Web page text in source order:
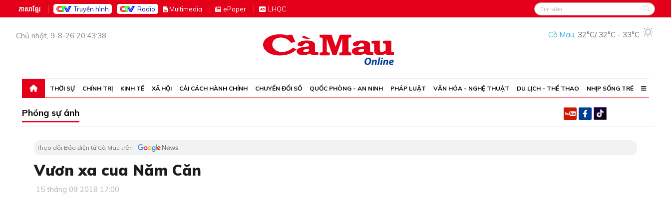
ភាសាខ្មែរ Truyền hình Radio Multimedia ePaper LHQC
Chủ nhật, 9-8-26 20:43:38 Cà Mau, 32°C/ 32°C - 33°C
THỜI SỰ CHÍNH TRỊ KINH TẾ XÃ HỘI CẢI CÁCH HÀNH CHÍNH CHUYỂN ĐỔI SỐ QUỐC PHÒNG - AN NINH PHÁP LUẬT VĂN HÓA - NGHỆ THUẬT DU LỊCH - THỂ THAO NHỊP SỐNG TRẺ
Phóng sự ảnh
Theo dõi Báo điện tử Cà Mau trên
Vươn xa cua Năm Căn
15 tháng 09 2018 17:00